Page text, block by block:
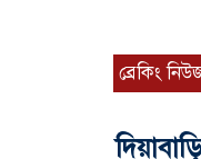
ব্রেকিং